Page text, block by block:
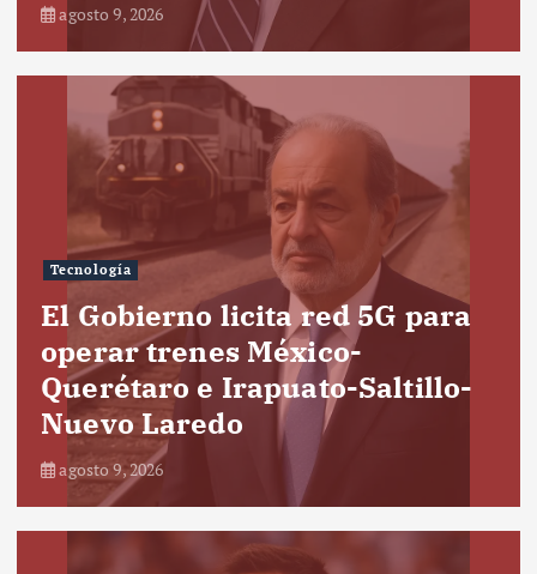
agosto 9, 2026
Tecnología
El Gobierno licita red 5G para
operar trenes México-
Querétaro e Irapuato-Saltillo-
Nuevo Laredo
agosto 9, 2026